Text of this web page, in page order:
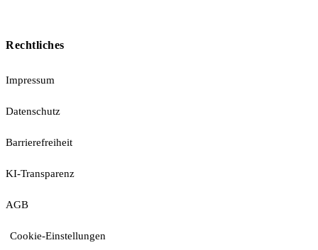
Rechtliches
Impressum
Datenschutz
Barrierefreiheit
KI-Transparenz
AGB
Cookie-Einstellungen